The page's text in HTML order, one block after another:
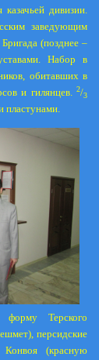
дивизии.
заведующим
(позднее –
Набор в
обитавших в
и гилянцев. 2/3
пластунами.
форму Терского
персидские
(красную